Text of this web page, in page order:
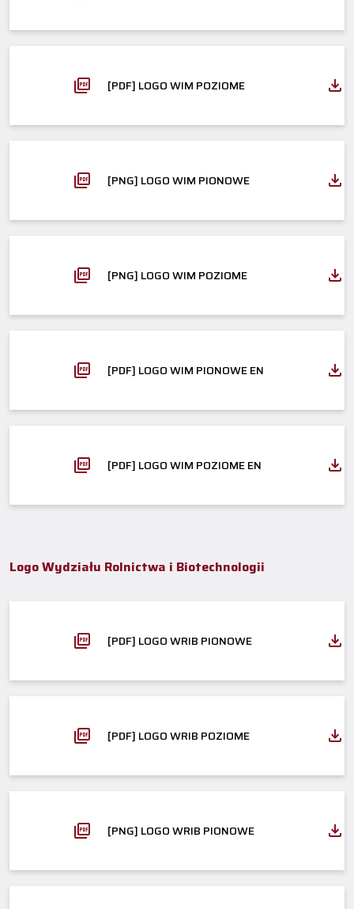
[PDF] LOGO WIM POZIOME
[PNG] LOGO WIM PIONOWE
[PNG] LOGO WIM POZIOME
[PDF] LOGO WIM PIONOWE EN
[PDF] LOGO WIM POZIOME EN
Logo Wydziału Rolnictwa i Biotechnologii
[PDF] LOGO WRIB PIONOWE
[PDF] LOGO WRIB POZIOME
[PNG] LOGO WRIB PIONOWE